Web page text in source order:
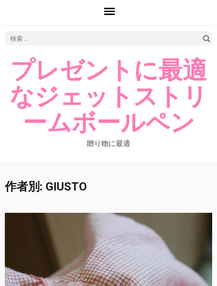
索:
プレゼントに最適
なジェットストリ
ームボールペン
贈り物に最適
作者別: GIUSTO